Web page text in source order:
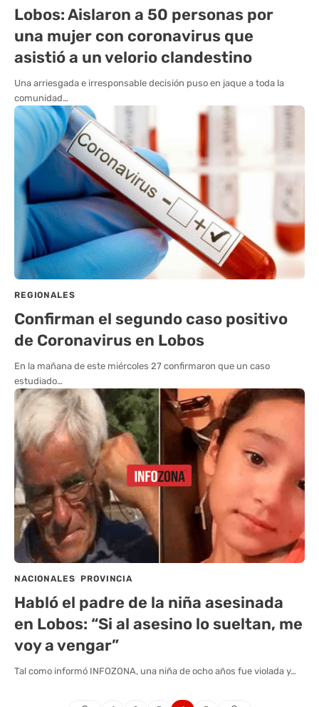
Lobos: Aislaron a 50 personas por
una mujer con coronavirus que
asistió a un velorio clandestino
Una arriesgada e irresponsable decisión puso en jaque a toda la
comunidad…
REGIONALES
Confirman el segundo caso positivo
de Coronavirus en Lobos
En la mañana de este miércoles 27 confirmaron que un caso
estudiado…
NACIONALES PROVINCIA
Habló el padre de la niña asesinada
en Lobos: “Si al asesino lo sueltan, me
voy a vengar”
Tal como informó INFOZONA, una niña de ocho años fue violada y…